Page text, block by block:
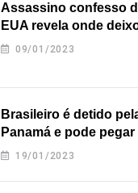
Assassino confesso
EUA revela onde
09/01/2023
Brasileiro é detido
Panamá e pode
nos EUA
19/01/2023